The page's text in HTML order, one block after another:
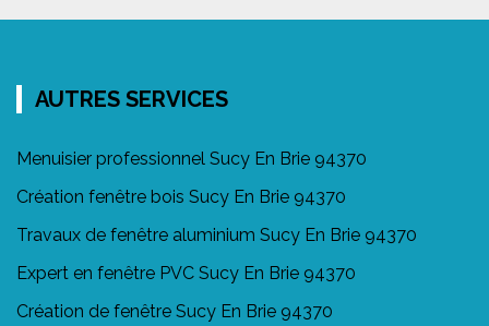
AUTRES SERVICES
Menuisier professionnel Sucy En Brie 94370
Création fenêtre bois Sucy En Brie 94370
Travaux de fenêtre aluminium Sucy En Brie 94370
Expert en fenêtre PVC Sucy En Brie 94370
Création de fenêtre Sucy En Brie 94370